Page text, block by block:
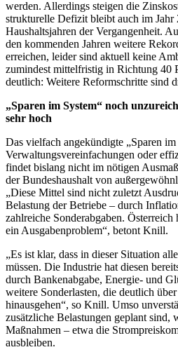
werden. Allerdings steigen die
strukturelle Defizit bleibt auch im Jahr
Haushaltsjahren der Vergangenheit.
den kommenden Jahren weitere
erreichen, leider sind aktuell keine
zumindest mittelfristig in Richtung 40
deutlich: Weitere Reformschritte sind
„Sparen im System“ noch
sehr hoch
Das vielfach angekündigte „Sparen
Verwaltungsvereinfachungen oder
findet bislang nicht im nötigen
der Bundeshaushalt von
„Diese Mittel sind nicht zuletzt
Belastung der Betriebe – durch
zahlreiche Sonderabgaben.
ein Ausgabenproblem“, betont Knill.
„Es ist klar, dass in dieser Situation
müssen. Die Industrie hat diesen
durch Bankenabgabe, Energie- und
weitere Sonderlasten, die deutlich
hinausgehen“, so Knill. Umso
zusätzliche Belastungen geplant sind,
Maßnahmen – etwa die
ausbleiben.